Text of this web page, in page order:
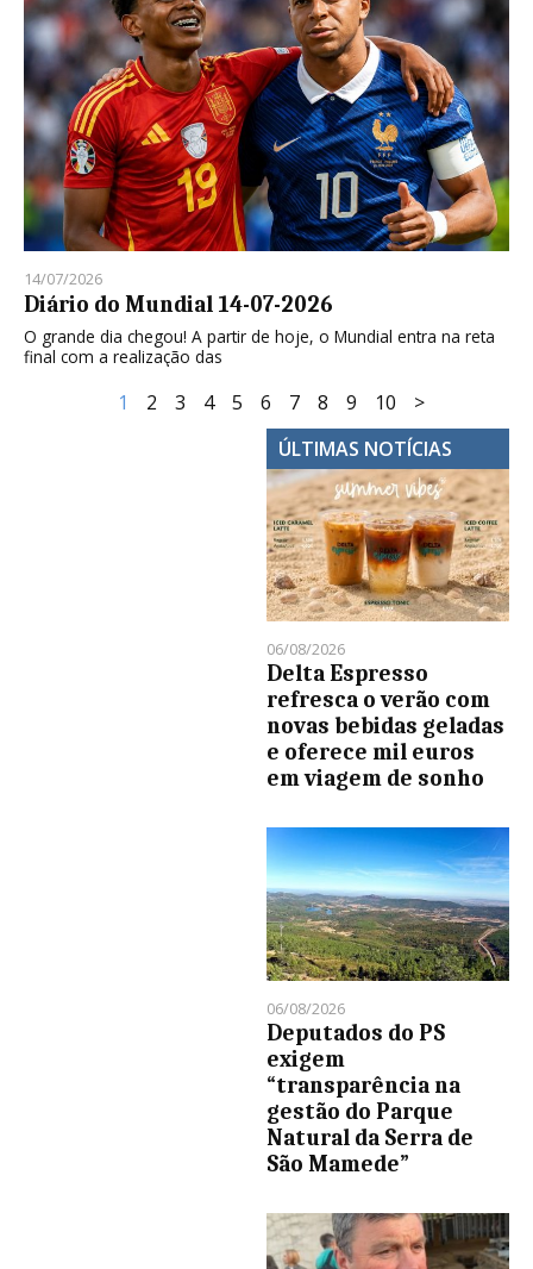
14/07/2026
Diário do Mundial 14-07-2026
O grande dia chegou! A partir de hoje, o Mundial entra na reta
final com a realização das
1 2 3 4 5 6 7 8 9 10
>
ÚLTIMAS NOTÍCIAS
06/08/2026
Delta Espresso
refresca o verão com
novas bebidas geladas
e oferece mil euros
em viagem de sonho
06/08/2026
Deputados do PS
exigem
“transparência na
gestão do Parque
Natural da Serra de
São Mamede”